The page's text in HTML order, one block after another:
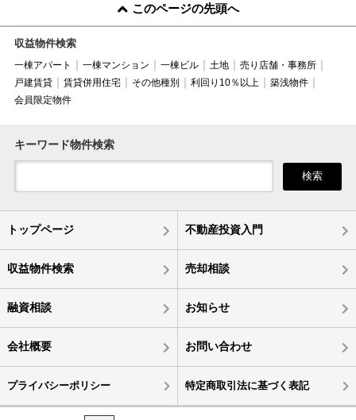
このページの先頭へ
収益物件検索
一棟アパート 一棟マンション 一棟ビル 土地
売り店舗・事務所
戸建賃貸
賃貸併用住宅 その他種別 利回り10％以上
築浅物件
会員限定物件
キーワード物件検索
検索
トップページ 不動産投資入門
収益物件検索 売却相談
融資相談 お知らせ
会社概要 お問い合わせ
プライバシーポリシー 特定商取引法に基づく表記